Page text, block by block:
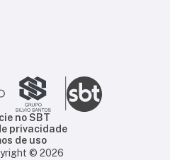
no SBT
privacidade
de uso
© 2026